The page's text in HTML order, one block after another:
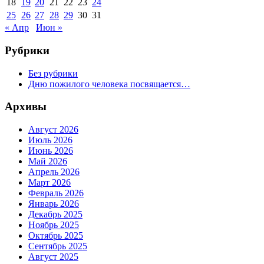
18 19 20 21 22 23 24
25 26 27 28 29 30 31
« Апр
Июн »
Рубрики
Без рубрики
Дню пожилого человека посвящается…
Архивы
Август 2026
Июль 2026
Июнь 2026
Май 2026
Апрель 2026
Март 2026
Февраль 2026
Январь 2026
Декабрь 2025
Ноябрь 2025
Октябрь 2025
Сентябрь 2025
Август 2025